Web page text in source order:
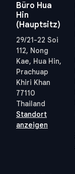
Büro Hua
Hin
(Hauptsitz)
29/21-22 Soi
112, Nong
Kae, Hua Hin,
Prachuap
Khiri Khan
77110
Thailand
Standort
anzeigen